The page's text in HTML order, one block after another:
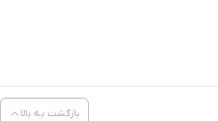
بازگشت به بالا